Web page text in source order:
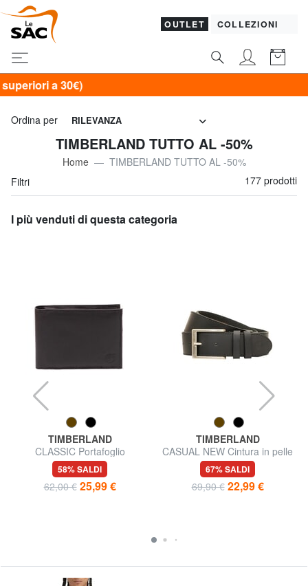
OUTLET COLLEZIONI
Ordina per RILEVANZA
TIMBERLAND TUTTO AL -50%
Home
TIMBERLAND TUTTO AL -50%
Filtri
177 prodotti
I più venduti di questa categoria
TIMBERLAND
CLASSIC Portafoglio
portamonete in pelle
58% SALDI
62,00 € 25,99 €
TIMBERLAND
CASUAL NEW Cintura in pelle
67% SALDI
69,90 € 22,99 €